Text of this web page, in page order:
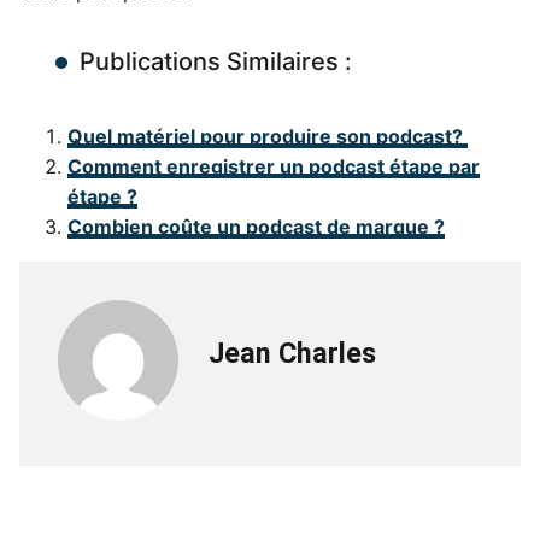
Publications Similaires :
Quel matériel pour produire son podcast?
Comment enregistrer un podcast étape par
étape ?
Combien coûte un podcast de marque ?
Jean Charles